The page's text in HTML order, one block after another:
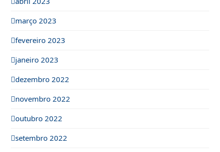
março 2023
fevereiro 2023
janeiro 2023
dezembro 2022
novembro 2022
outubro 2022
setembro 2022